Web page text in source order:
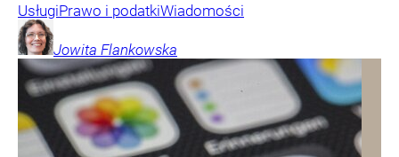
UsługiPrawo i podatkiWiadomości
Jowita Flankowska